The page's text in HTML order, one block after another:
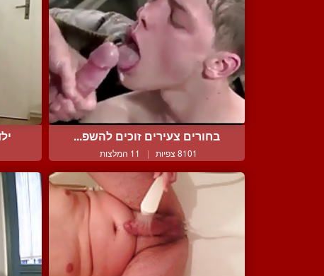
בחורים צעירים זוכים להשפ...
8101 צפיות | 11 המלצות